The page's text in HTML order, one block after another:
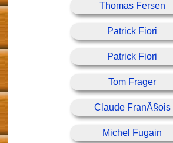
Thomas Fersen
Patrick Fiori
Patrick Fiori
Tom Frager
Claude FranÃ§ois
Michel Fugain